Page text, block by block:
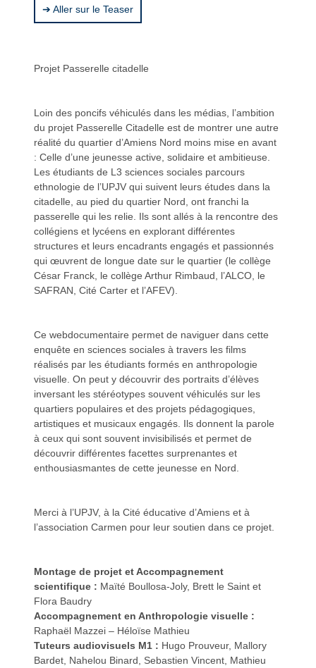
➔ Aller sur le Teaser
Projet Passerelle citadelle
Loin des poncifs véhiculés dans les médias, l’ambition
du projet Passerelle Citadelle est de montrer une autre
réalité du quartier d’Amiens Nord moins mise en avant
: Celle d’une jeunesse active, solidaire et ambitieuse.
Les étudiants de L3 sciences sociales parcours
ethnologie de l’UPJV qui suivent leurs études dans la
citadelle, au pied du quartier Nord, ont franchi la
passerelle qui les relie. Ils sont allés à la rencontre des
collégiens et lycéens en explorant différentes
structures et leurs encadrants engagés et passionnés
qui œuvrent de longue date sur le quartier (le collège
César Franck, le collège Arthur Rimbaud, l’ALCO, le
SAFRAN, Cité Carter et l’AFEV).
Ce webdocumentaire permet de naviguer dans cette
enquête en sciences sociales à travers les films
réalisés par les étudiants formés en anthropologie
visuelle. On peut y découvrir des portraits d’élèves
inversant les stéréotypes souvent véhiculés sur les
quartiers populaires et des projets pédagogiques,
artistiques et musicaux engagés. Ils donnent la parole
à ceux qui sont souvent invisibilisés et permet de
découvrir différentes facettes surprenantes et
enthousiasmantes de cette jeunesse en Nord.
Merci à l’UPJV, à la Cité éducative d’Amiens et à
l’association Carmen pour leur soutien dans ce projet.
Montage de projet et Accompagnement
scientifique : Maïté Boullosa-Joly, Brett le Saint et
Flora Baudry
Accompagnement en Anthropologie visuelle :
Raphaël Mazzei – Héloïse Mathieu
Tuteurs audiovisuels M1 : Hugo Prouveur, Mallory
Bardet, Nahelou Binard, Sebastien Vincent, Mathieu